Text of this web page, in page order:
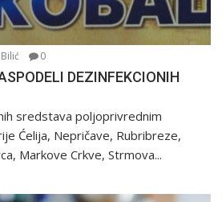
0
DEZINFEKCIONIH
sredstava poljoprivrednim
Ćelija, Nepričave, Rubribreze,
Markove Crkve, Strmova...